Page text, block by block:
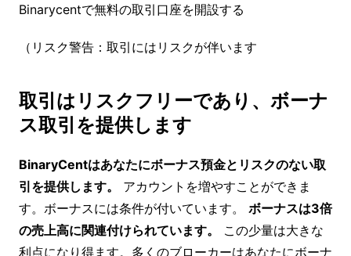
Binarycentで無料の取引口座を開設する
（リスク警告：取引にはリスクが伴います
取引はリスクフリーであり、ボーナ
ス取引を提供します
BinaryCentはあなたにボーナス預金とリスクのない取
引を提供します。
アカウントを増やすことができま
す。ボーナスには条件が付いています。 ボーナスは3倍
の売上高に関連付けられています。
この少量は大きな
利点になり得ます。多くのブローカーはあなたにボーナ